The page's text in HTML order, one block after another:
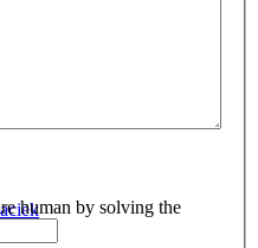
human by solving the